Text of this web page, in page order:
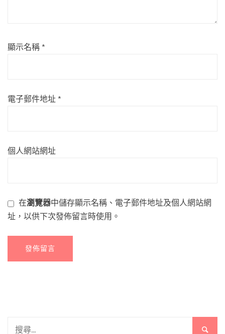
顯示名稱 *
電子郵件地址 *
個人網站網址
在瀏覽器中儲存顯示名稱、電子郵件地址及個人網站網
址，以供下次發佈留言時使用。